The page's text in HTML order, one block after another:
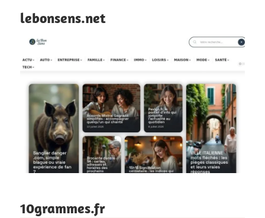
lebonsens.net
10grammes.fr